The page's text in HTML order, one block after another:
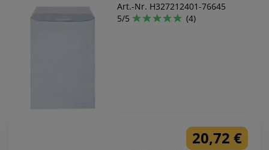
Art.-Nr. H327212401-76645
5/5
(4)
20,72 €